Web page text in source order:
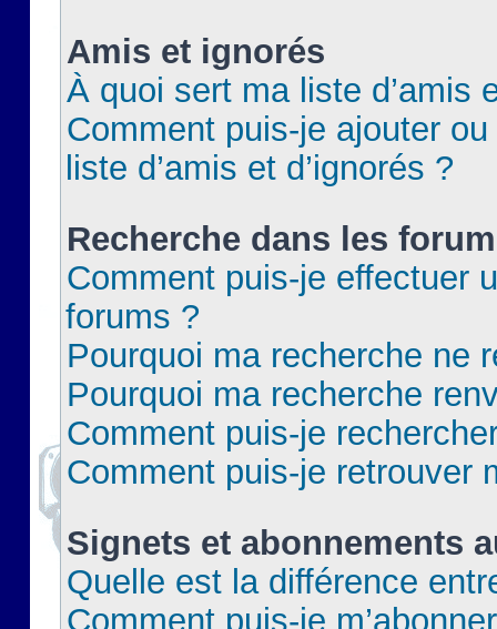
Amis et ignorés
À quoi sert ma liste d’amis
Comment puis-je ajouter
liste d’amis et d’ignorés ?
Recherche dans les
Comment puis-je effectuer
forums ?
Pourquoi ma recherche ne
Pourquoi ma recherche
Comment puis-je
Comment puis-je retrouver
Signets et abonnements
Quelle est la différence
Comment puis-je